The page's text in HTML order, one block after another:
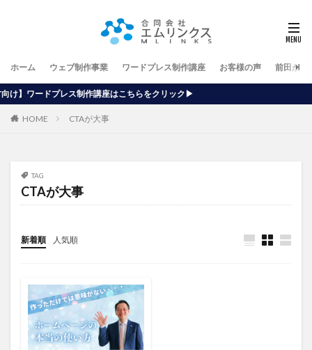
ホーム ウェブ制作事業 ワードプレス制作講座 お客様の声 前田が行
講座はこちらをクリック▶
HOME CTAが大事
TAG
CTAが大事
新着順 人気順